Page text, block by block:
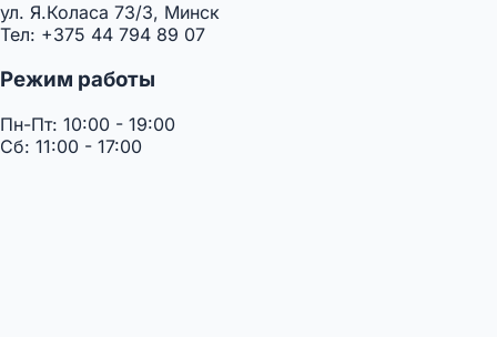
ул. Я.Коласа 73/3, Минск
Тел: +375 44 794 89 07
Режим работы
Пн-Пт: 10:00 - 19:00
Сб: 11:00 - 17:00